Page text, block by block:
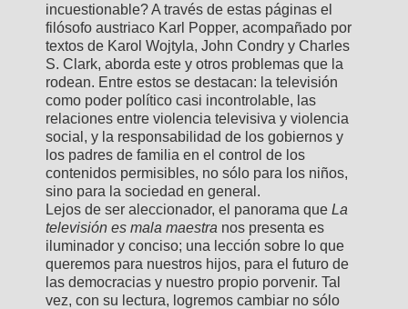
incuestionable? A través de estas páginas el
filósofo austriaco Karl Popper, acompañado por
textos de Karol Wojtyla, John Condry y Charles
S. Clark, aborda este y otros problemas que la
rodean. Entre estos se destacan: la televisión
como poder político casi incontrolable, las
relaciones entre violencia televisiva y violencia
social, y la responsabilidad de los gobiernos y
los padres de familia en el control de los
contenidos permisibles, no sólo para los niños,
sino para la sociedad en general.
Lejos de ser aleccionador, el panorama que La
televisión es mala maestra nos presenta es
iluminador y conciso; una lección sobre lo que
queremos para nuestros hijos, para el futuro de
las democracias y nuestro propio porvenir. Tal
vez, con su lectura, logremos cambiar no sólo